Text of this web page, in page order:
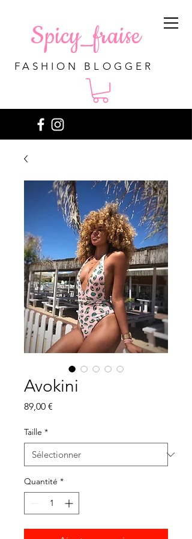
Spicy_fraise
FASHION BLOGGER
Avokini
89,00 €
Taille *
Quantité *